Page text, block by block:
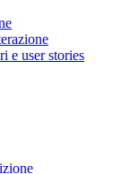
e user stories